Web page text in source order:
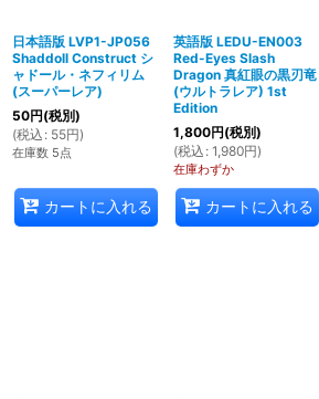
日本語版 LVP1-JP056
Shaddoll Construct シ
ャドール・ネフィリム
(スーパーレア)
50円(税別)
(税込 : 55円)
在庫数 5点
カートに入れる
英語版 LEDU-EN003
Red-Eyes Slash
Dragon 真紅眼の黒刃竜
(ウルトラレア) 1st
Edition
1,800円(税別)
(税込 : 1,980円)
在庫わずか
カートに入れる